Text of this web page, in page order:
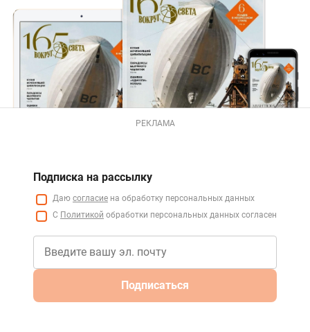
РЕКЛАМА
Подписка на рассылку
Даю согласие на обработку персональных данных
С Политикой обработки персональных данных согласен
Подписаться